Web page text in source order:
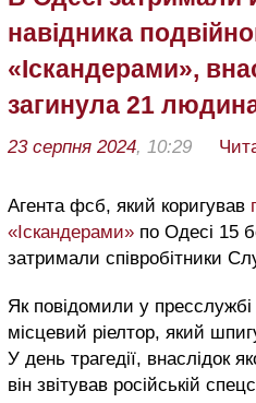
навідника
«Іскандерами»,
загинула 21
23 серпня 2024, 10:29
Агента фсб, який коригував
«Іскандерами» по Одесі 15
затримали співробітники
Як повідомили у
місцевий ріелтор, який
У день трагедії, внаслідок
він звітував російській